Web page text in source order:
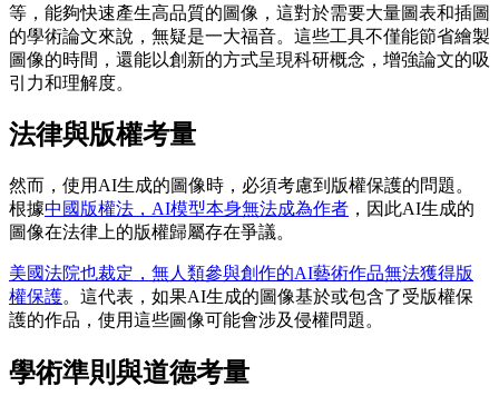
等，能夠快速產生高品質的圖像，這對於需要大量圖表和插圖
的學術論文來說，無疑是一大福音。這些工具不僅能節省繪製
圖像的時間，還能以創新的方式呈現科研概念，增強論文的吸
引力和理解度。
法律與版權考量
然而，使用AI生成的圖像時，必須考慮到版權保護的問題。
根據中國版權法，AI模型本身無法成為作者 ，因此AI生成的
圖像在法律上的版權歸屬存在爭議。
美國法院也裁定，無人類參與創作的AI藝術作品無法獲得版
權保護。這代表，如果AI生成的圖像基於或包含了受版權保
護的作品，使用這些圖像可能會涉及侵權問題。
學術準則與道德考量